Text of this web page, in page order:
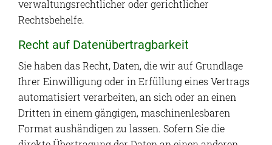
verwaltungsrechtlicher oder gerichtlicher
Rechtsbehelfe.
Recht auf Daten­übertrag­barkeit
Sie haben das Recht, Daten, die wir auf Grundlage
Ihrer Einwilligung oder in Erfüllung eines Vertrags
automatisiert verarbeiten, an sich oder an einen
Dritten in einem gängigen, maschinenlesbaren
Format aushändigen zu lassen. Sofern Sie die